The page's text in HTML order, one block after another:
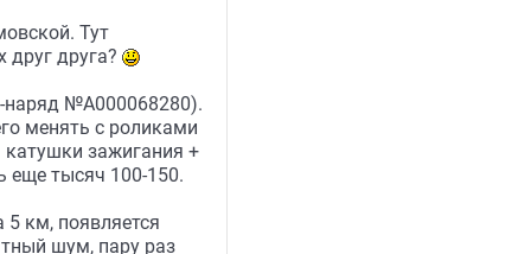
Тут
друга?
наряд №А000068280).
менять с роликами
зажигания +
еще тысяч 100-150.
км, появляется
шум, пару раз